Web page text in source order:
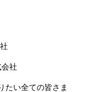
社
たい全ての皆さま